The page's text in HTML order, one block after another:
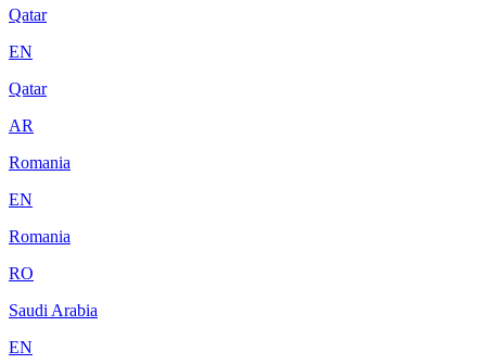
Qatar
EN
Qatar
AR
Romania
EN
Romania
RO
Saudi Arabia
EN